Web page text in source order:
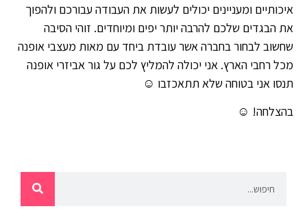
איכותיים ומעניינים יכולים לעשות את העבודה עבורכם ולהפוך
את הבגדים שלכם להרבה יותר יפים ומיוחדים. זוהי הסיבה
שחשוב לבחור בחברה אשר עובדת ביחד עם מאות מעצבי אופנה
מכל רחבי הארץ. אני יכולה להמליץ לכם על גור אביזרי אופנה
תנסו אני בטוחה שלא תתאכזבו ☺
בהצלחה! ☺